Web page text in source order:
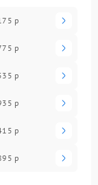
р
р
р
р
р
р